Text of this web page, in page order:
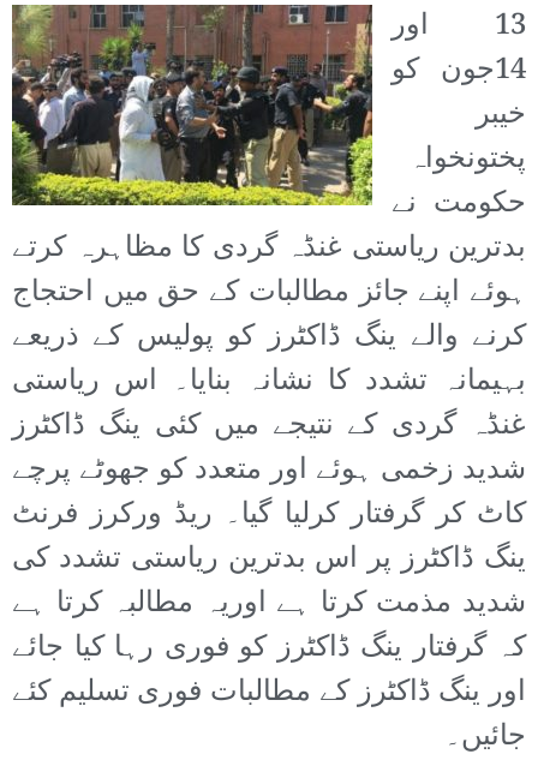
13 اور
14جون کو
خیبر
پختونخواہ
حکومت نے
بدترین ریاستی غنڈہ گردی کا مظاہرہ کرتے
ہوئے اپنے جائز مطالبات کے حق میں احتجاج
کرنے والے ینگ ڈاکٹرز کو پولیس کے ذریعے
بہیمانہ تشدد کا نشانہ بنایا۔ اس ریاستی
غنڈہ گردی کے نتیجے میں کئی ینگ ڈاکٹرز
شدید زخمی ہوئے اور متعدد کو جھوٹے پرچے
کاٹ کر گرفتار کرلیا گیا۔ ریڈ ورکرز فرنٹ
ینگ ڈاکٹرز پر اس بدترین ریاستی تشدد کی
شدید مذمت کرتا ہے اوریہ مطالبہ کرتا ہے
کہ گرفتار ینگ ڈاکٹرز کو فوری رہا کیا جائے
اور ینگ ڈاکٹرز کے مطالبات فوری تسلیم کئے
جائیں۔